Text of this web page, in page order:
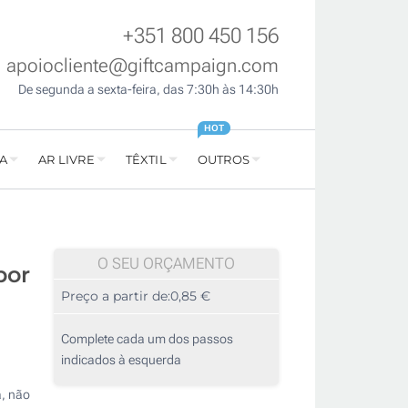
+351 800 450 156
apoiocliente@giftcampaign.com
De segunda a sexta-feira, das 7:30h às 14:30h
AR LIVRE TÊXTIL OUTROS
HOT
não
O SEU ORÇAMENTO
Preço a partir de:0,85 €
Complete cada um dos passos
indicados à esquerda